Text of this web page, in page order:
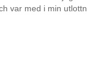
var med i min